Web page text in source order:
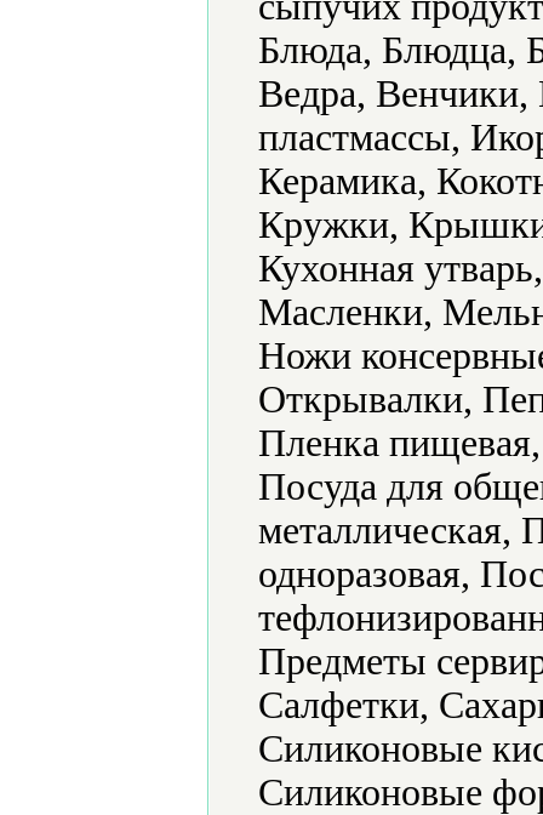
Блюда, Блюдца,
Ведра,
пластмассы,
Керамика,
Кружки, Крышки
Кухонная
Масленки,
Ножи
Открывалки,
Пленка
Посуда для
металлическая,
одноразовая,
Предметы
Салфетки,
Силиконовые
Силиконовые